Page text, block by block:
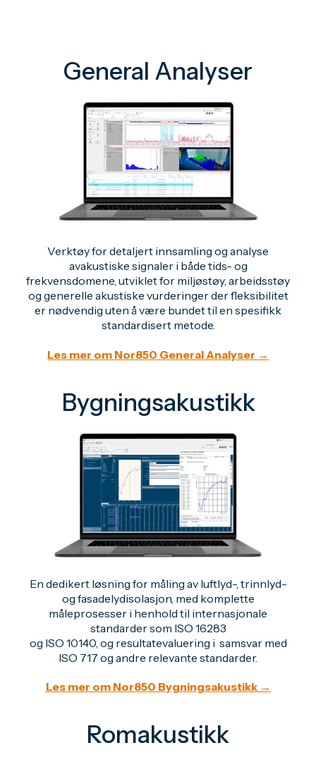
General Analyser
Verktøy for detaljert innsamling og analyse
avakustiske signaler i både tids- og
frekvensdomene, utviklet for miljøstøy, arbeidsstøy
og generelle akustiske vurderinger der fleksibilitet
er nødvendig uten å være bundet til en spesifikk
standardisert metode.
Les mer om Nor850 General Analyser →
Bygningsakustikk
En dedikert løsning for måling av luftlyd-, trinnlyd-
og fasadelydisolasjon, med komplette
måleprosesser i henhold til internasjonale
standarder som ISO 16283
og ISO 10140, og resultatevaluering i samsvar med
ISO 717 og andre relevante standarder.
Les mer om Nor850 Bygningsakustikk →
Romakustikk